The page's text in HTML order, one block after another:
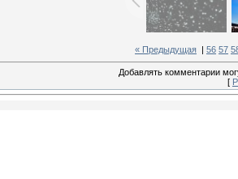
« Предыдущая 56 57
Добавлять комментарии
[